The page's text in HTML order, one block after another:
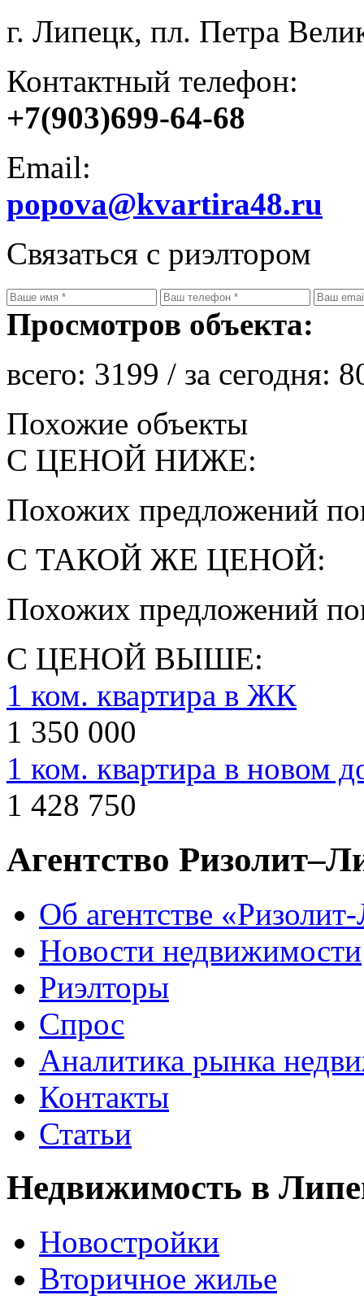
г. Липецк, пл. Петра
Контактный телефон:
+7(903)699-64-68
Email:
popova@kvartira48.ru
Связаться с риэлтором
Просмотров объекта:
всего: 3199 / за сегодня:
Похожие объекты
С ЦЕНОЙ НИЖЕ:
Похожих предложений
С ТАКОЙ ЖЕ ЦЕНОЙ:
Похожих предложений
С ЦЕНОЙ ВЫШЕ:
1 ком. квартира в ЖК
1 350 000
1 ком. квартира в новом
1 428 750
Агентство
Об агентстве
Новости недвижимости
Риэлторы
Спрос
Аналитика рынка
Контакты
Статьи
Недвижимость в
Новостройки
Вторичное жилье